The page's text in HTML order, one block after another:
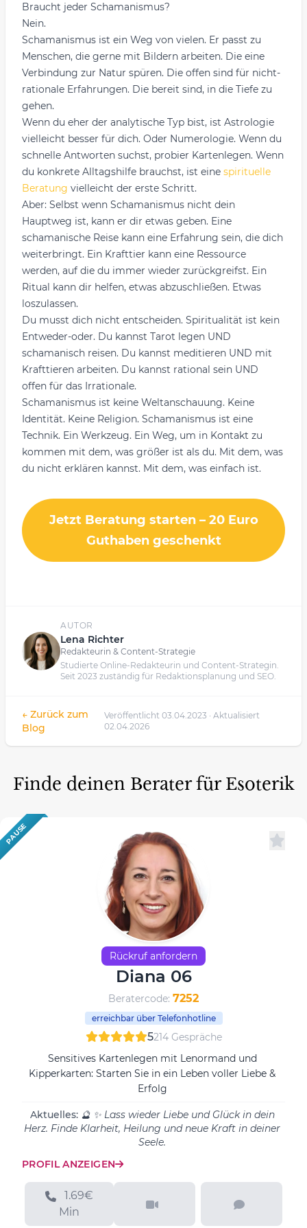
Braucht jeder Schamanismus?
Nein.
Schamanismus ist ein Weg von vielen. Er passt zu
Menschen, die gerne mit Bildern arbeiten. Die eine
Verbindung zur Natur spüren. Die offen sind für nicht-
rationale Erfahrungen. Die bereit sind, in die Tiefe zu
gehen.
Wenn du eher der analytische Typ bist, ist Astrologie
vielleicht besser für dich. Oder Numerologie. Wenn du
schnelle Antworten suchst, probier Kartenlegen. Wenn
du konkrete Alltagshilfe brauchst, ist eine spirituelle
Beratung vielleicht der erste Schritt.
Aber: Selbst wenn Schamanismus nicht dein
Hauptweg ist, kann er dir etwas geben. Eine
schamanische Reise kann eine Erfahrung sein, die dich
weiterbringt. Ein Krafttier kann eine Ressource
werden, auf die du immer wieder zurückgreifst. Ein
Ritual kann dir helfen, etwas abzuschließen. Etwas
loszulassen.
Du musst dich nicht entscheiden. Spiritualität ist kein
Entweder-oder. Du kannst Tarot legen UND
schamanisch reisen. Du kannst meditieren UND mit
Krafttieren arbeiten. Du kannst rational sein UND
offen für das Irrationale.
Schamanismus ist keine Weltanschauung. Keine
Identität. Keine Religion. Schamanismus ist eine
Technik. Ein Werkzeug. Ein Weg, um in Kontakt zu
kommen mit dem, was größer ist als du. Mit dem, was
du nicht erklären kannst. Mit dem, was einfach ist.
Jetzt Beratung starten – 20 Euro
Guthaben geschenkt
AUTOR
Lena Richter
Redakteurin & Content-Strategie
Studierte Online-Redakteurin und Content-Strategin.
Seit 2023 zuständig für Redaktionsplanung und SEO.
← Zurück zum
Blog
Veröffentlicht 03.04.2023 · Aktualisiert
02.04.2026
Finde deinen Berater für Esoterik
PAUSE
Rückruf anfordern
Diana 06
Beratercode: 7252
erreichbar über Telefonhotline
5214 Gespräche
Sensitives Kartenlegen mit Lenormand und
Kipperkarten: Starten Sie in ein Leben voller Liebe &
Erfolg
Aktuelles: 🔮 ✨ Lass wieder Liebe und Glück in dein
Herz. Finde Klarheit, Heilung und neue Kraft in deiner
Seele.
PROFIL ANZEIGEN
1.69€
Min